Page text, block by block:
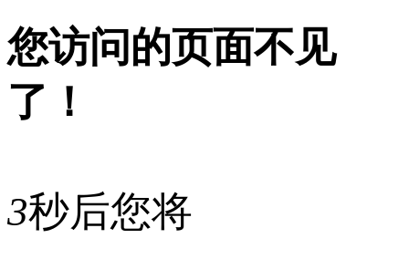
您访问的页面不见
了！
3秒后您将